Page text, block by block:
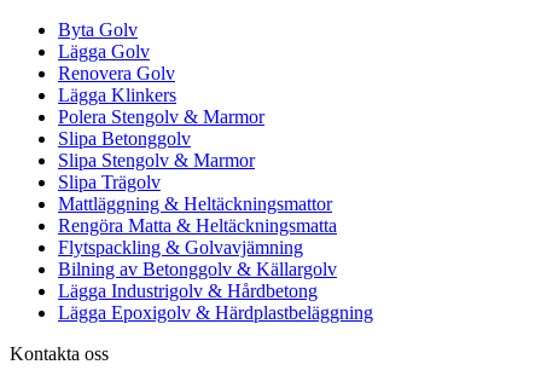
Byta Golv
Lägga Golv
Renovera Golv
Lägga Klinkers
Polera Stengolv & Marmor
Slipa Betonggolv
Slipa Stengolv & Marmor
Slipa Trägolv
Mattläggning & Heltäckningsmattor
Rengöra Matta & Heltäckningsmatta
Flytspackling & Golvavjämning
Bilning av Betonggolv & Källargolv
Lägga Industrigolv & Hårdbetong
Lägga Epoxigolv & Härdplastbeläggning
Kontakta oss